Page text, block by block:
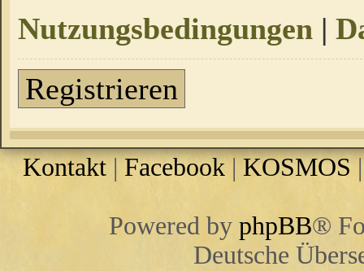
Nutzungsbedingungen |
Registrieren
Kontakt | Facebook |KOSMOS
Powered by phpBB®
Deutsche